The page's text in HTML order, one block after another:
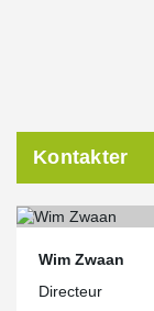
Kontakter
Wim Zwaan
Directeur